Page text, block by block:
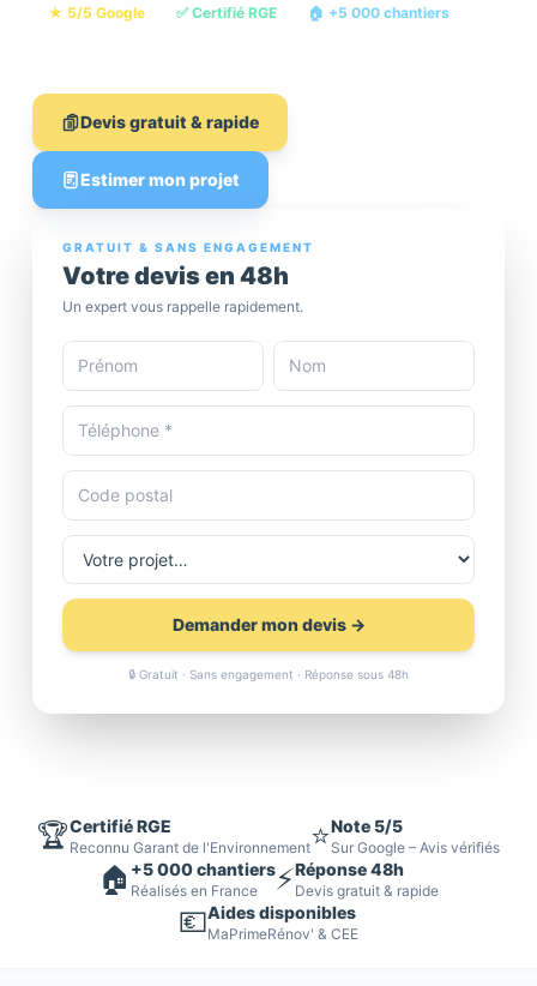
★ 5/5 Google ✅ Certifié RGE
🏠 +5 000 chantiers
Devis gratuit & rapide
Estimer mon projet
GRATUIT & SANS ENGAGEMENT
Votre devis en 48h
Un expert vous rappelle rapidement.
Demander mon devis →
🔒 Gratuit · Sans engagement · Réponse sous 48h
🏆Certifié RGE
Reconnu Garant de l'Environnement⭐Note 5/5
Sur Google – Avis vérifiés
🏠 +5 000 chantiers
Réalisés en France ⚡Réponse 48h
Devis gratuit & rapide
💶Aides disponibles
MaPrimeRénov' & CEE